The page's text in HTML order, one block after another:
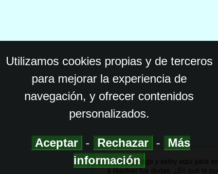
Utilizamos cookies propias y de terceros
para mejorar la experiencia de
navegación, y ofrecer contenidos
personalizados.
Aceptar - Rechazar -
Más
información